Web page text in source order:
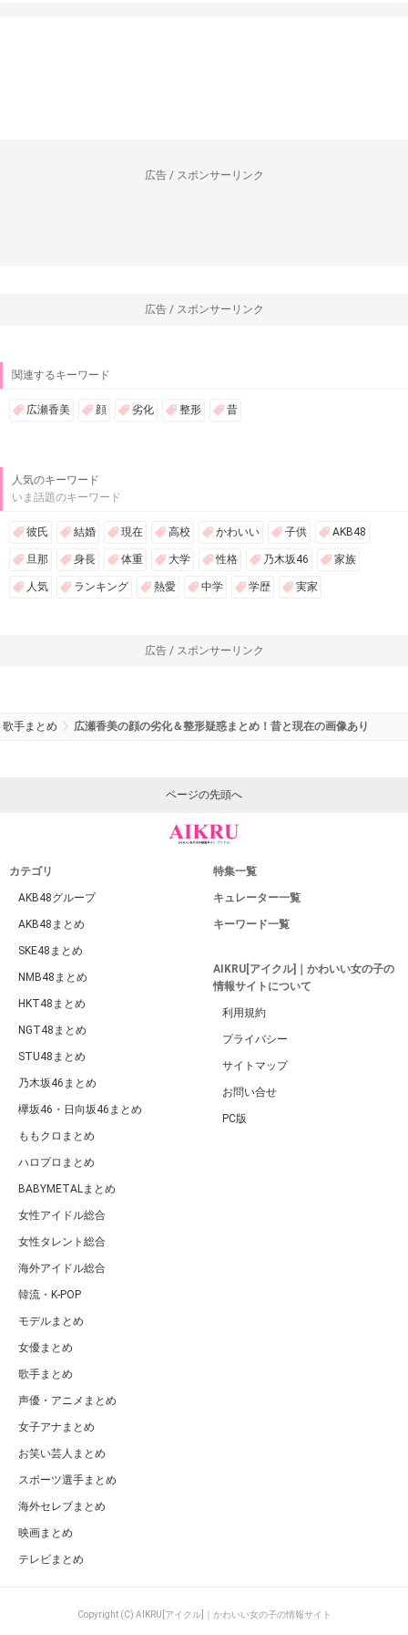
広告 / スポンサーリンク
広告 / スポンサーリンク
関連するキーワード
広瀬香美 顔 劣化 整形 昔
人気のキーワード
いま話題のキーワード
彼氏 結婚 現在 高校 かわいい 子供 AKB48
旦那 身長 体重 大学 性格 乃木坂46 家族
人気 ランキング 熱愛 中学 学歴 実家
広告 / スポンサーリンク
歌手まとめ 広瀬香美の顔の劣化＆整形疑惑まとめ！昔と現在の画像あり
ページの先頭へ
カテゴリ
AKB48グループ
AKB48まとめ
SKE48まとめ
NMB48まとめ
HKT48まとめ
NGT48まとめ
STU48まとめ
乃木坂46まとめ
欅坂46・日向坂46まとめ
ももクロまとめ
ハロプロまとめ
BABYMETALまとめ
女性アイドル総合
女性タレント総合
海外アイドル総合
韓流・K-POP
モデルまとめ
女優まとめ
歌手まとめ
声優・アニメまとめ
女子アナまとめ
お笑い芸人まとめ
スポーツ選手まとめ
海外セレブまとめ
映画まとめ
テレビまとめ
特集一覧
キュレーター一覧
キーワード一覧
AIKRU[アイクル]｜かわいい女の子の
情報サイトについて
利用規約
プライバシー
サイトマップ
お問い合せ
PC版
Copyright (C) AIKRU[アイクル]｜かわいい女の子の情報サイト